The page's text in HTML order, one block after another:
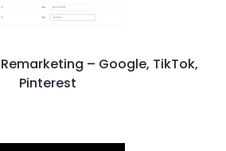
– Google, TikTok,
Pinterest